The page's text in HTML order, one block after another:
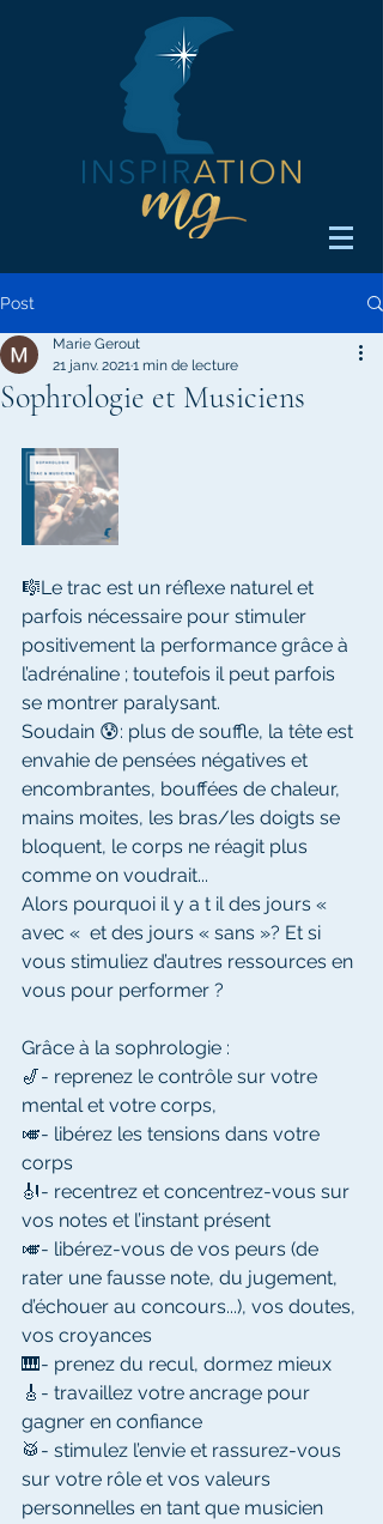
Post
Sophrologie et Musiciens
Marie Gerout
21 janv. 20211 min de lecture
🎼Le trac est un réflexe naturel et
parfois nécessaire pour stimuler
positivement la performance grâce à
l’adrénaline ; toutefois il peut parfois
se montrer paralysant.
Soudain 😰: plus de souffle, la tête est
envahie de pensées négatives et
encombrantes, bouffées de chaleur,
mains moites, les bras/les doigts se
bloquent, le corps ne réagit plus
comme on voudrait...
Alors pourquoi il y a t il des jours «
avec «  et des jours « sans »? Et si
vous stimuliez d’autres ressources en
vous pour performer ?
Grâce à la sophrologie :
🎷- reprenez le contrôle sur votre
mental et votre corps,
🎺- libérez les tensions dans votre
corps
🎻- recentrez et concentrez-vous sur
vos notes et l’instant présent
🎺- libérez-vous de vos peurs (de
rater une fausse note, du jugement,
d’échouer au concours...), vos doutes,
vos croyances
🎹- prenez du recul, dormez mieux
🎸- travaillez votre ancrage pour
gagner en confiance
🥁- stimulez l’envie et rassurez-vous
sur votre rôle et vos valeurs
personnelles en tant que musicien